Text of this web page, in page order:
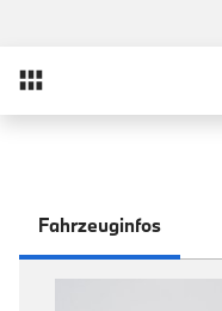
Fahrzeuginfos